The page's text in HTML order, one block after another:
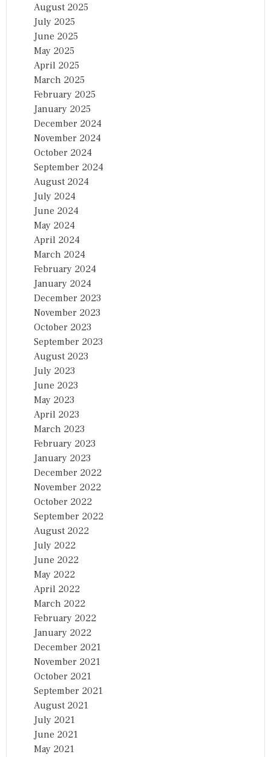
August 2025
July 2025
June 2025
May 2025
April 2025
March 2025
February 2025
January 2025
December 2024
November 2024
October 2024
September 2024
August 2024
July 2024
June 2024
May 2024
April 2024
March 2024
February 2024
January 2024
December 2023
November 2023
October 2023
September 2023
August 2023
July 2023
June 2023
May 2023
April 2023
March 2023
February 2023
January 2023
December 2022
November 2022
October 2022
September 2022
August 2022
July 2022
June 2022
May 2022
April 2022
March 2022
February 2022
January 2022
December 2021
November 2021
October 2021
September 2021
August 2021
July 2021
June 2021
May 2021